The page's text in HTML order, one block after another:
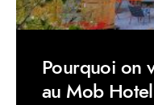
Pourquoi on
au Mob